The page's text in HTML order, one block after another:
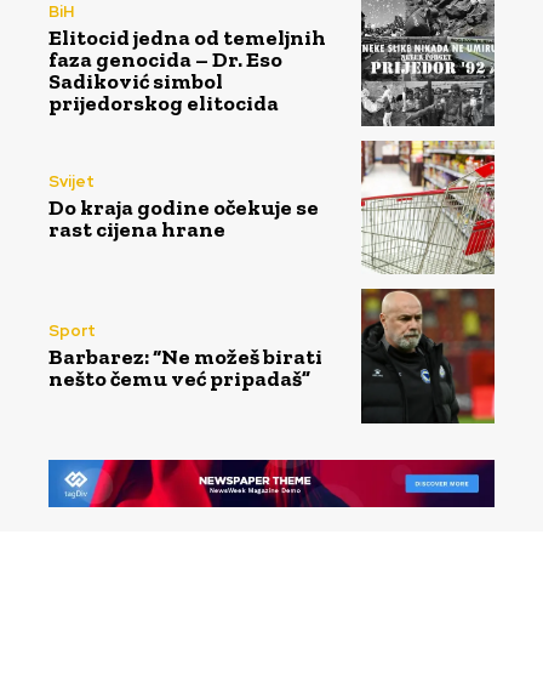
BiH
Elitocid jedna od temeljnih
faza genocida – Dr. Eso
Sadiković simbol
prijedorskog elitocida
Svijet
Do kraja godine očekuje se
rast cijena hrane
Sport
Barbarez: “Ne možeš birati
nešto čemu već pripadaš”